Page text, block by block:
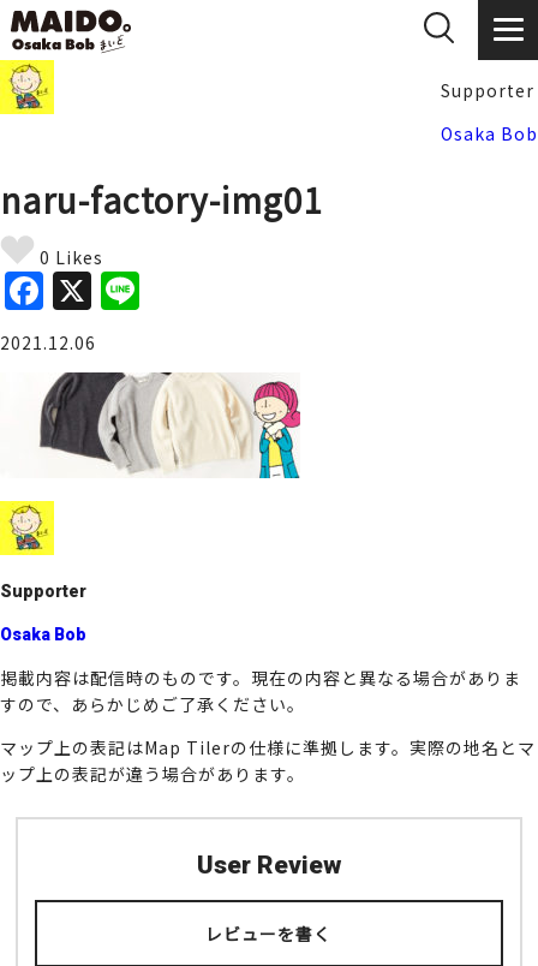
Supporter
Osaka Bob
naru-factory-img01
0 Likes
F
a
c
e
b
o
k
X
e
2021.12.06
Supporter
Osaka Bob
掲載内容は配信時のものです。現在の内容と異なる場合がありま
すので、あらかじめご了承ください。
マップ上の表記はMap Tilerの仕様に準拠します。実際の地名とマ
ップ上の表記が違う場合があります。
User Review
レビューを書く